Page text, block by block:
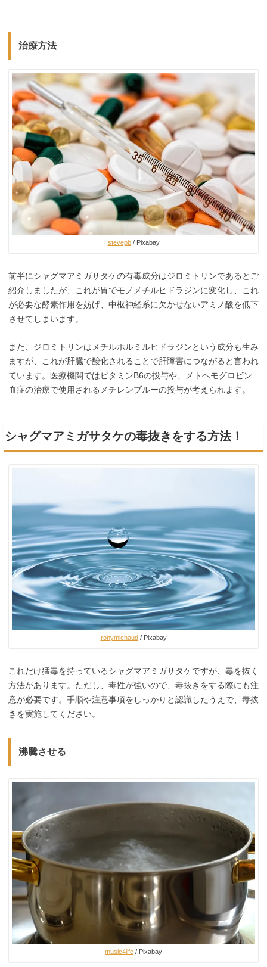
治療方法
stevepb/ Pixabay
前半にシャグマアミガサタケの有毒成分はジロミトリンであるとご
紹介しましたが、これが胃でモノメチルヒドラジンに変化し、これ
が必要な酵素作用を妨げ、中枢神経系に欠かせないアミノ酸を低下
させてしまいます。
また、ジロミトリンはメチルホルミルヒドラジンという成分も生み
ますが、これが肝臓で酸化されることで肝障害につながると言われ
ています。医療機関ではビタミンB6の投与や、メトヘモグロビン
血症の治療で使用されるメチレンブルーの投与が考えられます。
シャグマアミガサタケの毒抜きをする方法！
ronymichaud/ Pixabay
これだけ猛毒を持っているシャグマアミガサタケですが、毒を抜く
方法があります。ただし、毒性が強いので、毒抜きをする際にも注
意が必要です。手順や注意事項をしっかりと認識したうえで、毒抜
きを実施してください。
沸騰させる
music4life / Pixabay